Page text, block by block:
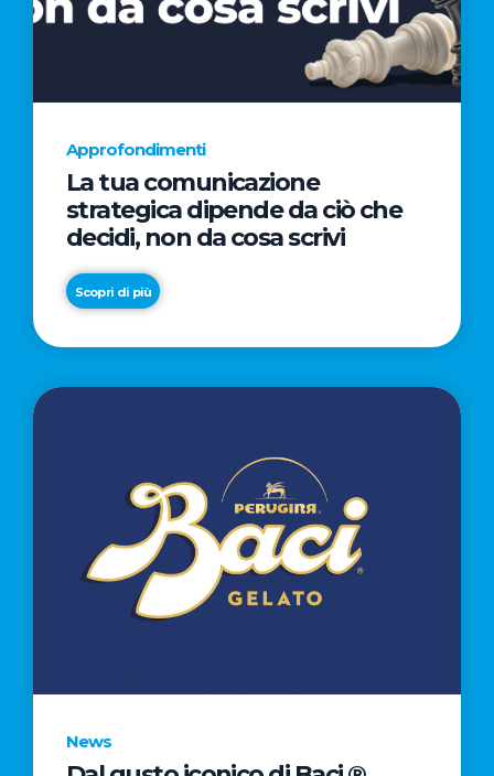
AL
CINEMA
NELLA
CAMPAGNA
REGISTA
PREMIO
OSCAR®
Approfondimenti
La tua comunicazione
strategica dipende da ciò che
decidi, non da cosa scrivi
Scopri di più
News